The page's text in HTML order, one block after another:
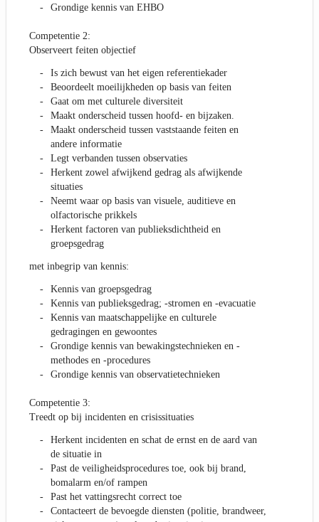
Grondige kennis van EHBO
Competentie 2:
Observeert feiten objectief
Is zich bewust van het eigen referentiekader
Beoordeelt moeilijkheden op basis van feiten
Gaat om met culturele diversiteit
Maakt onderscheid tussen hoofd- en bijzaken.
Maakt onderscheid tussen vaststaande feiten en
andere informatie
Legt verbanden tussen observaties
Herkent zowel afwijkend gedrag als afwijkende
situaties
Neemt waar op basis van visuele, auditieve en
olfactorische prikkels
Herkent factoren van publieksdichtheid en
groepsgedrag
met inbegrip van kennis:
Kennis van groepsgedrag
Kennis van publieksgedrag; -stromen en -evacuatie
Kennis van maatschappelijke en culturele
gedragingen en gewoontes
Grondige kennis van bewakingstechnieken en -
methodes en -procedures
Grondige kennis van observatietechnieken
Competentie 3:
Treedt op bij incidenten en crisissituaties
Herkent incidenten en schat de ernst en de aard van
de situatie in
Past de veiligheidsprocedures toe, ook bij brand,
bomalarm en/of rampen
Past het vattingsrecht correct toe
Contacteert de bevoegde diensten (politie, brandweer,